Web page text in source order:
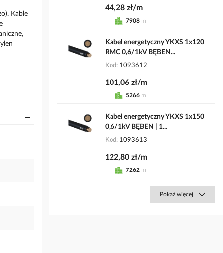
Kable
44,28 zł/m
7908 m
Kabel energetyczny YKXS 1x120
RMC 0,6/1kV BĘBEN...
Kod 1093612
101,06 zł/m
5266 m
Kabel energetyczny YKXS 1x150
0,6/1kV BĘBEN | 1...
Kod 1093613
122,80 zł/m
7262 m
Pokaż więcej